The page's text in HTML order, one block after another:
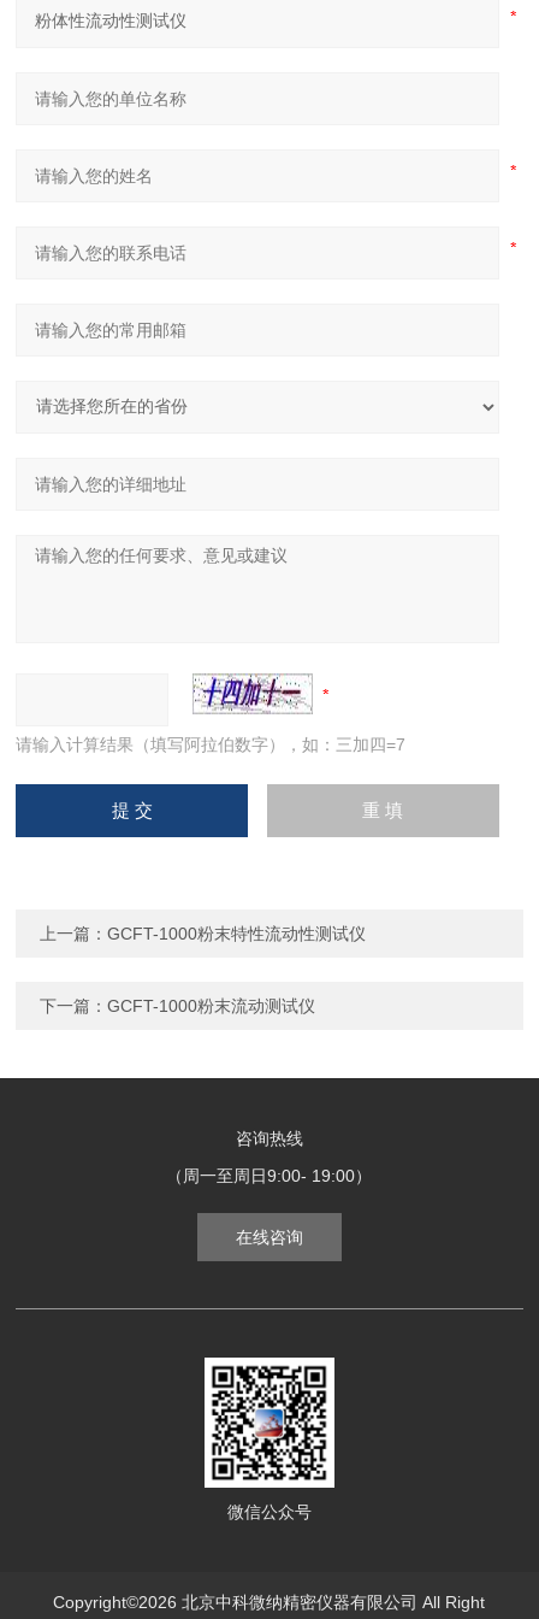
请输入计算结果（填写阿拉伯数字），如：三加四=7
上一篇：GCFT-1000粉末特性流动性测试仪
下一篇：GCFT-1000粉末流动测试仪
咨询热线
（周一至周日9:00- 19:00）
在线咨询
微信公众号
Copyright©2026 北京中科微纳精密仪器有限公司 All Right